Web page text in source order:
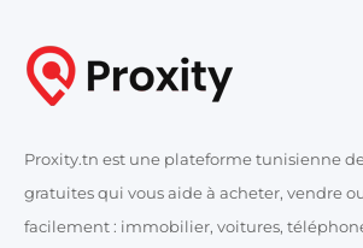
Proxity.tn est une plateforme tunisienne
gratuites qui vous aide à acheter, vendre
facilement : immobilier, voitures,